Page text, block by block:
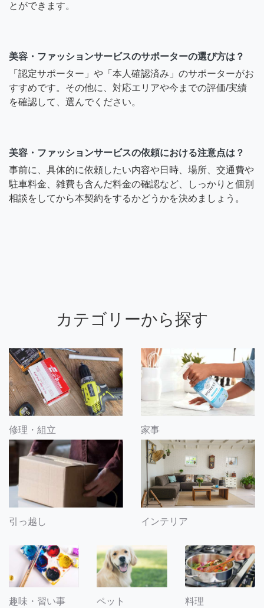
とができます。
美容・ファッションサービスのサポーターの選び方は？
「認定サポーター」や「本人確認済み」のサポーターがお
すすめです。その他に、対応エリアや今までの評価/実績
を確認して、選んでください。
美容・ファッションサービスの依頼における注意点は？
事前に、具体的に依頼したい内容や日時、場所、交通費や
駐車料金、雑費も含んだ料金の確認など、しっかりと個別
相談をしてから本契約をするかどうかを決めましょう。
カテゴリーから探す
修理・組立 家事
引っ越し インテリア
趣味・習い事 ペット 料理